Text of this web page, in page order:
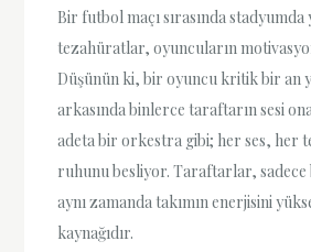
Bir futbol maçı sırasında stadyumda
tezahüratlar, oyuncuların
Düşünün ki, bir oyuncu kritik bir an
arkasında binlerce taraftarın sesi
adeta bir orkestra gibi; her ses, her
ruhunu besliyor. Taraftarlar,
aynı zamanda takımın enerjisini
kaynağıdır.